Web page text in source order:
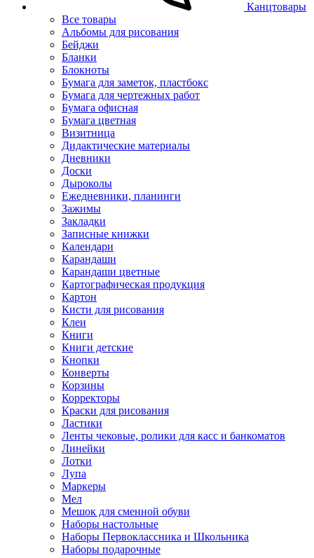
Канцтовары
Все товары
Альбомы для рисования
Бейджи
Бланки
Блокноты
Бумага для заметок, пластбокс
Бумага для чертежных работ
Бумага офисная
Бумага цветная
Визитница
Дидактические материалы
Дневники
Доски
Дыроколы
Ежедневники, планинги
Зажимы
Закладки
Записные книжки
Календари
Карандаши
Карандаши цветные
Картографическая продукция
Картон
Кисти для рисования
Клеи
Книги
Книги детские
Кнопки
Конверты
Корзины
Корректоры
Краски для рисования
Ластики
Ленты чековые, ролики для касс и банкоматов
Линейки
Лотки
Лупа
Маркеры
Мел
Мешок для сменной обуви
Наборы настольные
Наборы Первоклассника и Школьника
Наборы подарочные